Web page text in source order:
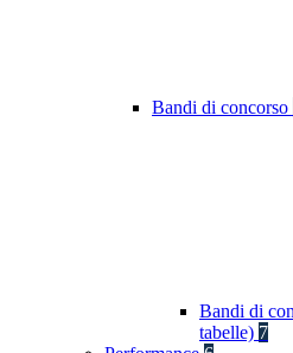
Bandi di concorso
Bandi di
tabelle) 7